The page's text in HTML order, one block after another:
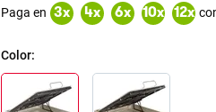
Paga en 3x 4x 6x 10x 12x
Color